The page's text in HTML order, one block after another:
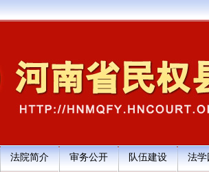
法院简介 审务公开 队伍建设 法学